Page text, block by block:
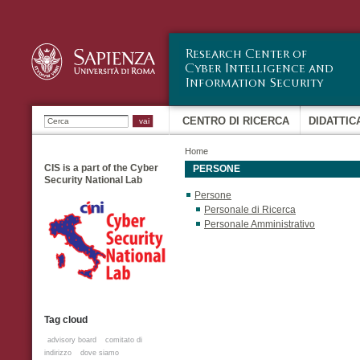
Ricerca CENTRO DI RICERCA
Home
CIS is a part of the Cyber
Security National Lab
Tag cloud
advisory board
comitato di
indirizzo
dove siamo
PERSONE
Persone
Personale di Ricerca
Personale Amministrativo